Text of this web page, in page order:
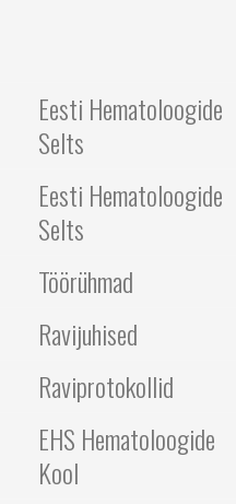
HEMATOLOOGIDE
Eesti Hematoloogide
Selts
Eesti Hematoloogide
Selts
Töörühmad
Ravijuhised
Raviprotokollid
EHS Hematoloogide
Kool